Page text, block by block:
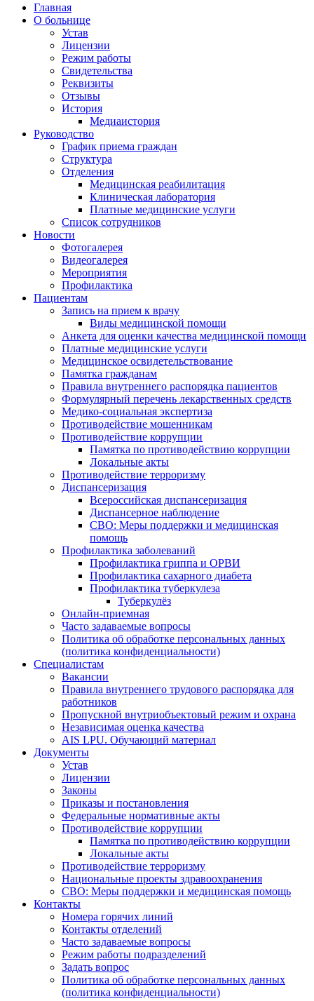
Главная
О больнице
Устав
Лицензии
Режим работы
Свидетельства
Реквизиты
Отзывы
История
Медиаистория
Руководство
График приема граждан
Структура
Отделения
Медицинская реабилитация
Клиническая лаборатория
Платные медицинские услуги
Список сотрудников
Новости
Фотогалерея
Видеогалерея
Мероприятия
Профилактика
Пациентам
Запись на прием к врачу
Виды медицинской помощи
Анкета для оценки качества медицинской помощи
Платные медицинские услуги
Медицинское освидетельствование
Памятка гражданам
Правила внутреннего распорядка пациентов
Формулярный перечень лекарственных средств
Медико-социальная экспертиза
Противодействие мошенникам
Противодействие коррупции
Памятка по противодействию коррупции
Локальные акты
Противодействие терроризму
Диспансеризация
Всероссийская диспансеризация
Диспансерное наблюдение
СВО: Меры поддержки и медицинская
помощь
Профилактика заболеваний
Профилактика гриппа и ОРВИ
Профилактика сахарного диабета
Профилактика туберкулеза
Туберкулёз
Онлайн-приемная
Часто задаваемые вопросы
Политика об обработке персональных данных
(политика конфиденциальности)
Специалистам
Вакансии
Правила внутреннего трудового распорядка для
работников
Пропускной внутриобъектовый режим и охрана
Независимая оценка качества
AIS LPU. Обучающий материал
Документы
Устав
Лицензии
Законы
Приказы и постановления
Федеральные нормативные акты
Противодействие коррупции
Памятка по противодействию коррупции
Локальные акты
Противодействие терроризму
Национальные проекты здравоохранения
СВО: Меры поддержки и медицинская помощь
Контакты
Номера горячих линий
Контакты отделений
Часто задаваемые вопросы
Режим работы подразделений
Задать вопрос
Политика об обработке персональных данных
(политика конфиденциальности)